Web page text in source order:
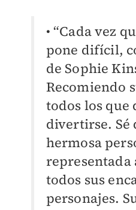
• “Cada vez
pone difícil,
de Sophie
Recomiendo
todos los que
divertirse. Sé
hermosa
representada
todos sus
personajes.